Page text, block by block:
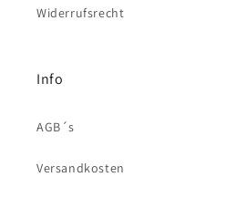
Widerrufsrecht
Info
AGB´s
Versandkosten